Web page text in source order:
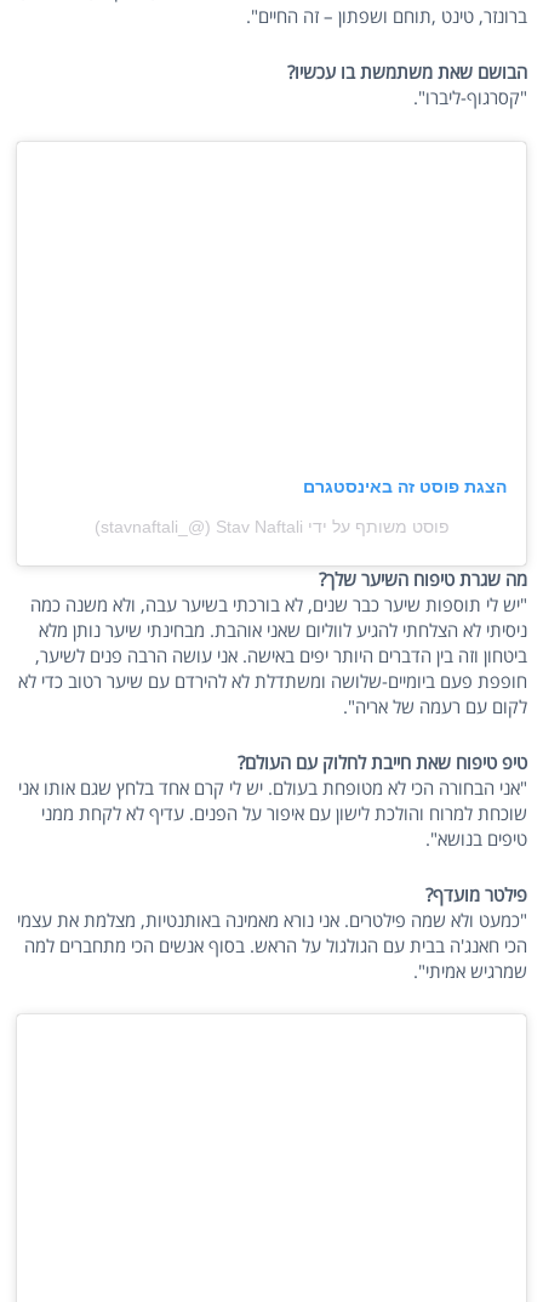
ברונזר, טינט ,תוחם ושפתון – זה החיים".
הבושם שאת משתמשת בו עכשיו?
"קסרגוף-ליברו".
הצגת פוסט זה באינסטגרם
פוסט משותף על ידי ‏‎Stav Naftali‎‏ (@‏‎stavnaftali_‎‏)
מה שגרת טיפוח השיער שלך?
"יש לי תוספות שיער כבר שנים, לא בורכתי בשיער עבה, ולא משנה כמה
ניסיתי לא הצלחתי להגיע לווליום שאני אוהבת. מבחינתי שיער נותן מלא
ביטחון וזה בין הדברים היותר יפים באישה. אני עושה הרבה פנים לשיער,
חופפת פעם ביומיים-שלושה ומשתדלת לא להירדם עם שיער רטוב כדי לא
לקום עם רעמה של אריה".
טיפ טיפוח שאת חייבת לחלוק עם העולם?
"אני הבחורה הכי לא מטופחת בעולם. יש לי קרם אחד בלחץ שגם אותו אני
שוכחת למרוח והולכת לישון עם איפור על הפנים. עדיף לא לקחת ממני
טיפים בנושא".
פילטר מועדף?
"כמעט ולא שמה פילטרים. אני נורא מאמינה באותנטיות, מצלמת את עצמי
הכי חאנג'ה בבית עם הגולגול על הראש. בסוף אנשים הכי מתחברים למה
שמרגיש אמיתי".